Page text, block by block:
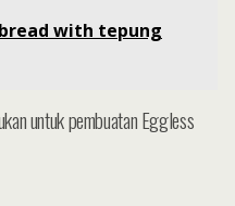
with tepung
untuk pembuatan Eggless